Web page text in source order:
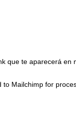
que te aparecerá
Mailchimp for